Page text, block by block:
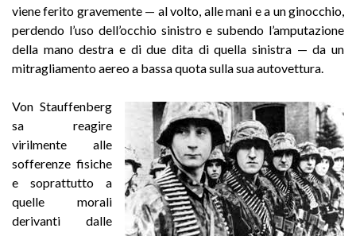
viene ferito gravemente — al volto, alle mani e a un ginocchio,
perdendo l’uso dell’occhio sinistro e subendo l’amputazione
della mano destra e di due dita di quella sinistra — da un
mitragliamento aereo a bassa quota sulla sua autovettura.
Von Stauffenberg
sa reagire
virilmente alle
sofferenze fisiche
e soprattutto a
quelle morali
derivanti dalle